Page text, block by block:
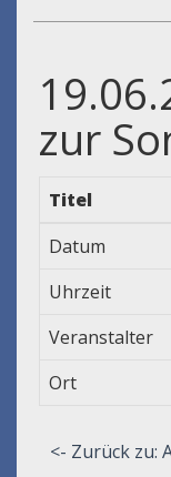
zur
Titel
Datum
Uhrzeit
Veranstalter
Ort
<- Zurück zu: